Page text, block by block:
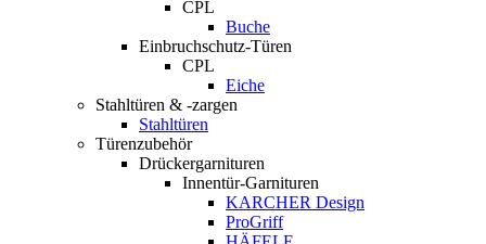
CPL
Buche
Einbruchschutz-Türen
CPL
Eiche
Stahltüren & -zargen
Stahltüren
Türenzubehör
Drückergarnituren
Innentür-Garnituren
KARCHER Design
ProGriff